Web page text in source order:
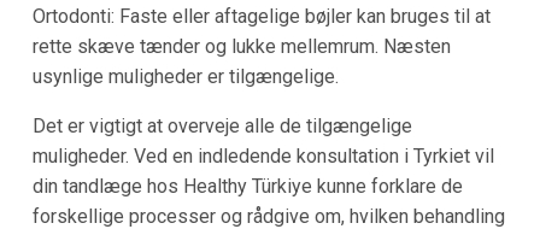
Ortodonti: Faste eller aftagelige bøjler kan bruges til at
rette skæve tænder og lukke mellemrum. Næsten
usynlige muligheder er tilgængelige.
Det er vigtigt at overveje alle de tilgængelige
muligheder. Ved en indledende konsultation i Tyrkiet vil
din tandlæge hos Healthy Türkiye kunne forklare de
forskellige processer og rådgive om, hvilken behandling